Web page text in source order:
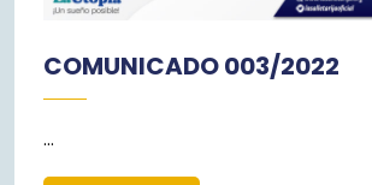
COMUNICADO 003/2022
...